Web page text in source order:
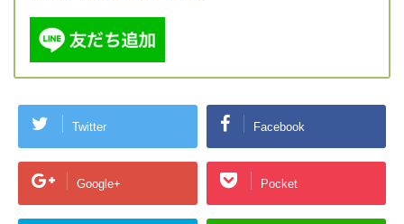
Twitter Facebook
Google+ Pocket